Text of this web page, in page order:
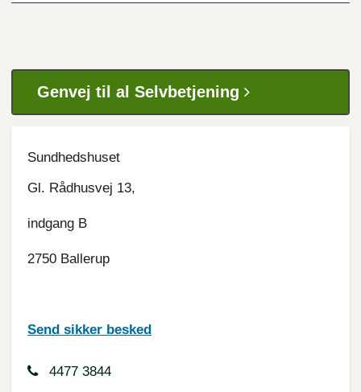
Genvej til al Selvbetjening
Sundhedshuset
Gl. Rådhusvej 13,
indgang B
2750 Ballerup
Send sikker besked
4477 3844